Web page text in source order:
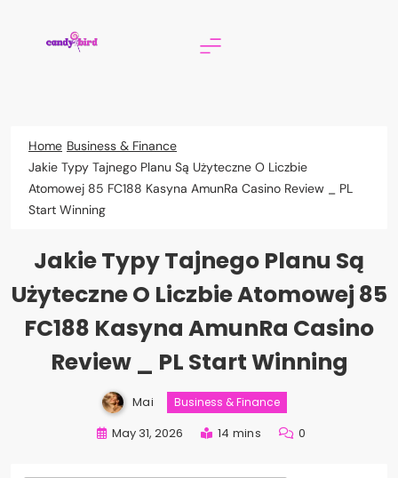
Home Business & Finance
Jakie Typy Tajnego Planu Są Użyteczne O Liczbie
Atomowej 85 FC188 Kasyna AmunRa Casino Review _ PL
Start Winning
Jakie Typy Tajnego Planu Są
Użyteczne O Liczbie Atomowej 85
FC188 Kasyna AmunRa Casino
Review _ PL Start Winning
Mai Business & Finance
May 31, 2026 14 mins 0